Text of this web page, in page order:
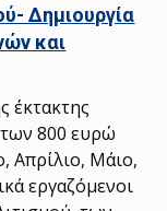
Δημιουργία
και
έκτακτης
800 ευρώ
Απρίλιο, Μάιο,
εργαζόμενοι